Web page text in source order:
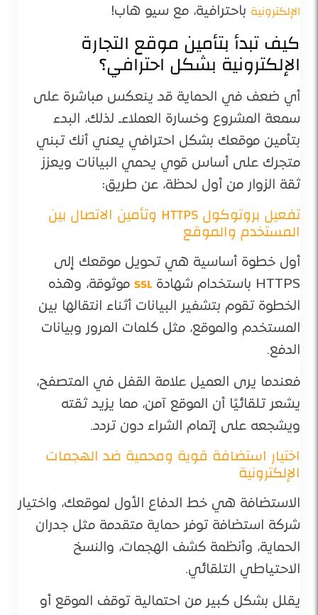
الإلكترونية باحترافية، مع سيو هاب!
كيف تبدأ بتأمين موقع التجارة
الإلكترونية بشكل احترافي؟
أي ضعف في الحماية قد ينعكس مباشرة على
سمعة المشروع وخسارة العملاءـ لذلك، البدء
بتأمين موقعك بشكل احترافي يعني أنك تبني
متجرك على أساس قوي يحمي البيانات ويعزز
ثقة الزوار من أول لحظة، عن طريق:
تفعيل بروتوكول HTTPS وتأمين الاتصال بين
المستخدم والموقع
أول خطوة أساسية هي تحويل موقعك إلى
HTTPS باستخدام شهادة
SSL موثوقة، وهذه
الخطوة تقوم بتشفير البيانات أثناء انتقالها بين
المستخدم والموقع، مثل كلمات المرور وبيانات
الدفع.
فعندما يرى العميل علامة القفل في المتصفح،
يشعر تلقائيًا أن الموقع آمن، مما يزيد ثقته
ويشجعه على إتمام الشراء دون تردد.
اختيار استضافة قوية ومحمية ضد الهجمات
الإلكترونية
الاستضافة هي خط الدفاع الأول لموقعك، واختيار
شركة استضافة توفر حماية متقدمة مثل جدران
الحماية، وأنظمة كشف الهجمات، والنسخ
الاحتياطي التلقائي.
يقلل بشكل كبير من احتمالية توقف الموقع أو